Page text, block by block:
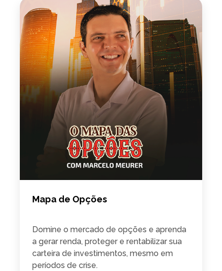
Mapa de Opções
Domine o mercado de opções e aprenda
a gerar renda, proteger e rentabilizar sua
carteira de investimentos, mesmo em
períodos de crise.